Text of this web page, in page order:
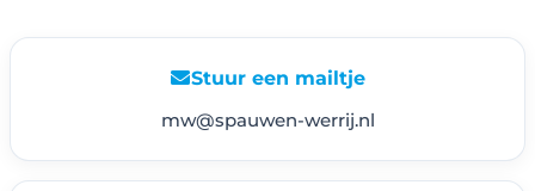
Stuur een mailtje
mw@spauwen-werrij.nl